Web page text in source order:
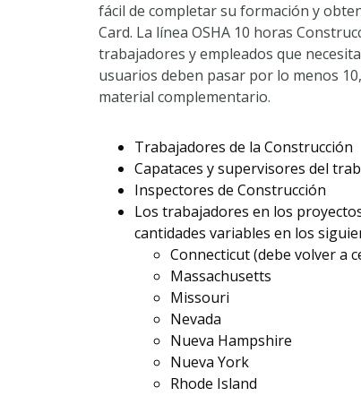
fácil de completar su formación y
Card. La línea OSHA 10 horas
trabajadores y empleados que
usuarios deben pasar por lo menos
material complementario.
Trabajadores de la Construcción
Capataces y supervisores del
Inspectores de Construcción
Los trabajadores en los
cantidades variables en los
Connecticut (debe volver a
Massachusetts
Missouri
Nevada
Nueva Hampshire
Nueva York
Rhode Island